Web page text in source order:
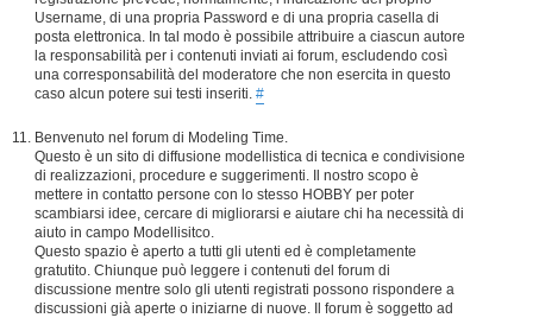
Username, di una propria Password e di una propria casella di
posta elettronica. In tal modo è possibile attribuire a ciascun autore
la responsabilità per i contenuti inviati ai forum, escludendo così
una corresponsabilità del moderatore che non esercita in questo
caso alcun potere sui testi inseriti. #
Benvenuto nel forum di Modeling Time.
Questo è un sito di diffusione modellistica di tecnica e condivisione
di realizzazioni, procedure e suggerimenti. Il nostro scopo è
mettere in contatto persone con lo stesso HOBBY per poter
scambiarsi idee, cercare di migliorarsi e aiutare chi ha necessità di
aiuto in campo Modellisitco.
Questo spazio è aperto a tutti gli utenti ed è completamente
gratutito. Chiunque può leggere i contenuti del forum di
discussione mentre solo gli utenti registrati possono rispondere a
discussioni già aperte o iniziarne di nuove. Il forum è soggetto ad